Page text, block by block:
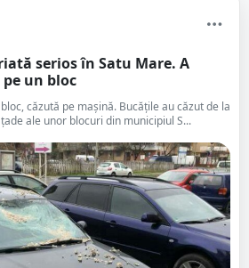
serios în Satu Mare. A
un bloc
căzută pe mașină. Bucățile au căzut de la
ale unor blocuri din municipiul S...